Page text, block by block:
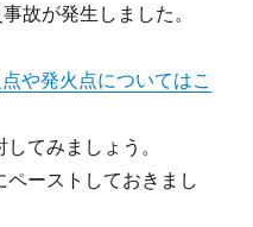
故が発生しました。
や発火点についてはこ
てみましょう。
ーストしておきまし